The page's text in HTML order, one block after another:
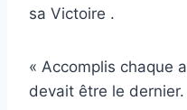
sa Victoire .
« Accomplis chaque
devait être le dernier.